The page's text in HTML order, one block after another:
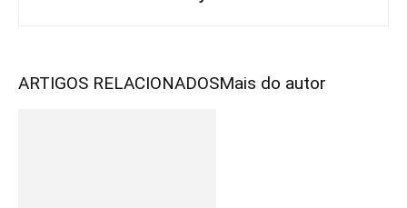
ARTIGOS RELACIONADOSMais do autor